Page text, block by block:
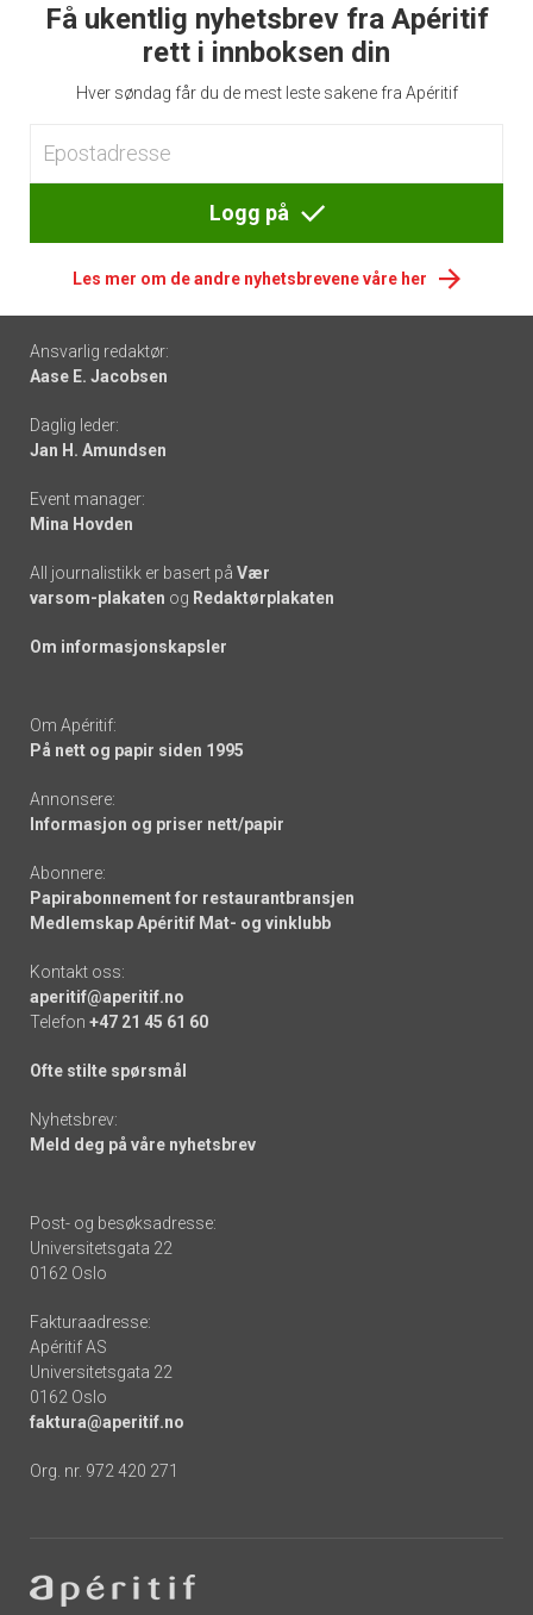
Få ukentlig nyhetsbrev fra Apéritif
rett i innboksen din
Hver søndag får du de mest leste sakene fra Apéritif
Logg på
Les mer om de andre nyhetsbrevene våre her
Footer
-
links
Ansvarlig redaktør:
Aase E. Jacobsen
Daglig leder:
Jan H. Amundsen
Event manager:
Mina Hovden
All journalistikk er basert på Vær
varsom-plakaten og Redaktørplakaten
Om informasjonskapsler
Om Apéritif:
På nett og papir siden 1995
Annonsere:
Informasjon og priser nett/papir
Abonnere:
Papirabonnement for restaurantbransjen
Medlemskap Apéritif Mat- og vinklubb
Kontakt oss:
aperitif@aperitif.no
Telefon +47 21 45 61 60
Ofte stilte spørsmål
Nyhetsbrev:
Meld deg på våre nyhetsbrev
Post- og besøksadresse:
Universitetsgata 22
0162 Oslo
Fakturaadresse:
Apéritif AS
Universitetsgata 22
0162 Oslo
faktura@aperitif.no
Org. nr. 972 420 271